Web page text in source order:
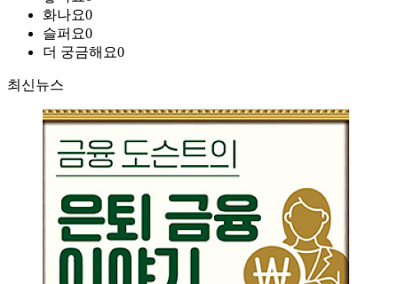
화나요0
슬퍼요0
더 궁금해요0
최신뉴스